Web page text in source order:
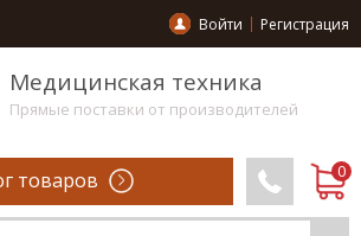
Войти Регистрация
Медицинская техника
Прямые поставки от производителей
товаров